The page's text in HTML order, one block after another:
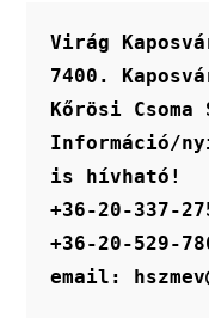
Virág
7400.
Kőrösi
Információ/
is hívható!
+36-20-337-
+36-20-529-
email: